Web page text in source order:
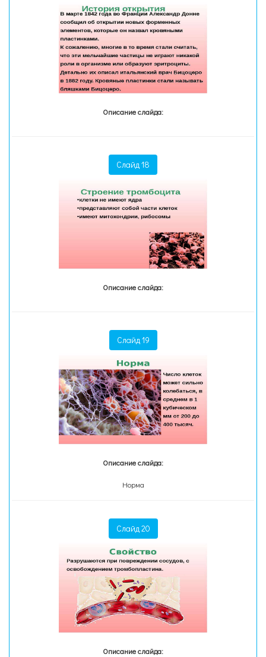
Описание слайда:
Слайд 18
Описание слайда:
Слайд 19
Описание слайда:
Норма
Слайд 20
Описание слайда: